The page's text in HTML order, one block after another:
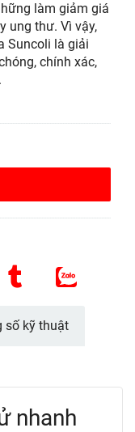
làm giảm giá
ung thư. Vì vậy,
Suncoli là giải
chính xác,
số kỹ thuật
nhanh